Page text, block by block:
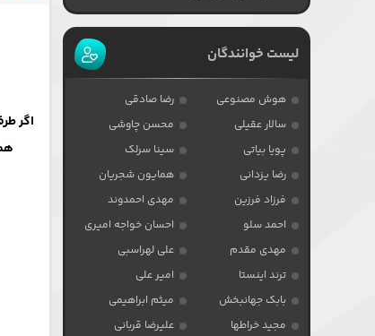
لیست خوانندگان
هوش مصنوعی
رضا صادقی
سالار عقیلی
محسن چاوشی
پویا بیاتی
سینا سرلک
رضا یزدانی
همایون شجریان
فرزاد فرزین
مهدی احمدوند
احمد سلو
احسان خواجه امیری
مهدی مقدم
علی لهراسبی
ترند اینستا
امیر علی
بابک جهانبخش
میثم ابراهیمی
مجید خراطها
علیرضا قربانی